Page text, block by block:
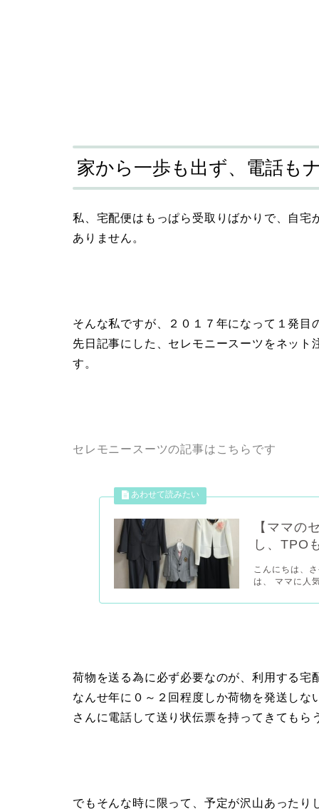
家から一歩も出ず、電話も
私、宅配便はもっぱら受取りばかりで、自
ありません。
そんな私ですが、２０１７年になって１発
先日記事にした、セレモニースーツをネッ
す。
セレモニースーツの記事はこちらです
【ママの
し、TPO
こんにちは、
は、 ママに人
荷物を送る為に必ず必要なのが、利用する宅
なんせ年に０～２回程度しか荷物を発送し
さんに電話して送り状伝票を持ってきても
でもそんな時に限って、予定が沢山あったり